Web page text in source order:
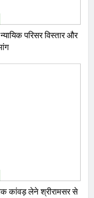
परिसर विस्तार और
कांवड़ लेने श्रीरामसर से